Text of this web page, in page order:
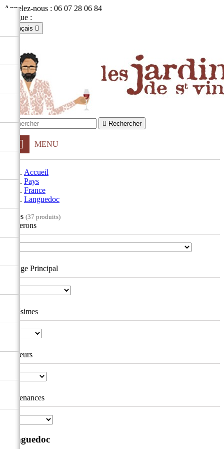
Appelez-nous : 06 07 28 06 84
Langue :
Français 
English
Se connecter
shopping_cart
 Rechercher
MENU
Accueil
Pays
France
Languedoc
Filtres (37 produits)
Vignerons
Cépage Principal
Millésimes
Couleurs
Contenances
Languedoc